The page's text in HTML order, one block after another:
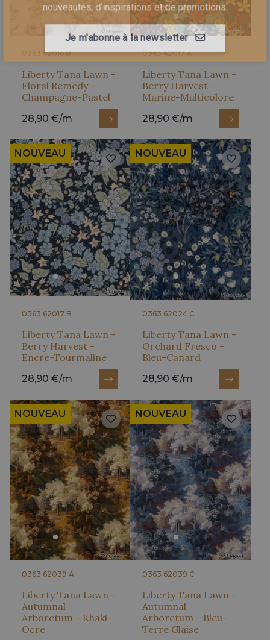
0363 62016 B
Liberty Tana Lawn -
Floral Remedy -
Champagne-Pastel
28,90 €/m
0363 62017 A
Liberty Tana Lawn -
Berry Harvest -
Marine-Multicolore
28,90 €/m
NOUVEAU
0363 62017 B
Liberty Tana Lawn -
Berry Harvest -
Encre-Tourmaline
28,90 €/m
NOUVEAU
0363 62024 C
Liberty Tana Lawn -
Orchard Fresco -
Bleu-Canard
28,90 €/m
NOUVEAU
0363 62039 A
Liberty Tana Lawn -
Autumnal
Arboretum - Khaki-
Ocre
NOUVEAU
0363 62039 C
Liberty Tana Lawn -
Autumnal
Arboretum - Bleu-
Terre Glaise
Recevez chaque semaine un clin d’œil rempli de
nouveautés, d’inspirations et de promotions.
Je m'abonne à la newsletter